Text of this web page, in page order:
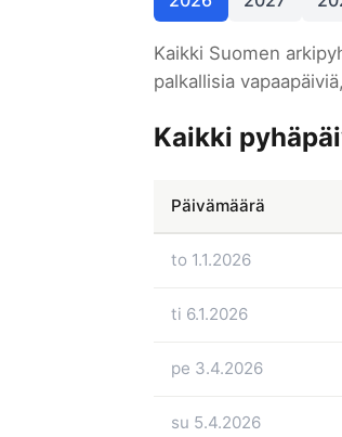
Kaikki Suomen
palkallisia
Kaikki
Päivämäärä
to 1.1.2026
ti 6.1.2026
pe 3.4.2026
su 5.4.2026